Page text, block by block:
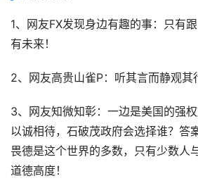
1、网友FX发现身边有趣的事：只有
有未来！
2、网友高贵山雀P：听其言而静观其
3、网友知微知彰：一边是美国的强
以诚相待，石破茂政府会选择谁？答
畏德是这个世界的多数，只有少数人
道德高度！